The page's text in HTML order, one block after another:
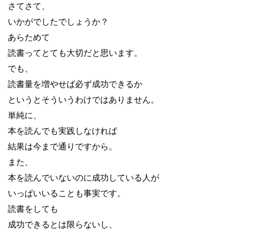
さてさて、
いかがでしたでしょうか？
あらためて
読書ってとても大切だと思います。
でも、
読書量を増やせば必ず成功できるか
というとそういうわけではありません。
単純に、
本を読んでも実践しなければ
結果は今まで通りですから。
また、
本を読んでいないのに成功している人が
いっぱいいることも事実です。
読書をしても
成功できるとは限らないし、